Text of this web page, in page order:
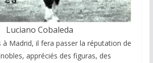
Luciano Cobaleda
à Madrid, il fera passer la réputation de
appréciés des figuras, des